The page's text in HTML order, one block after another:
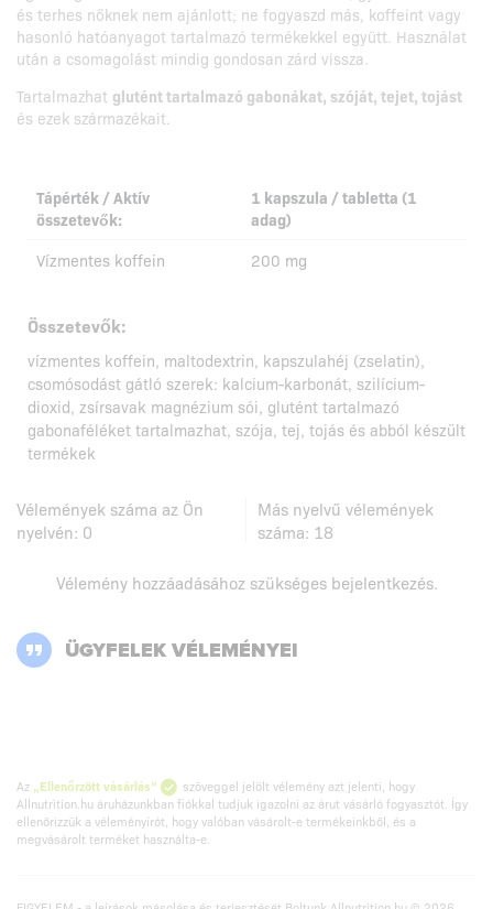
és terhes nőknek nem ajánlott; ne fogyaszd más, koffeint vagy
hasonló hatóanyagot tartalmazó termékekkel együtt. Használat
után a csomagolást mindig gondosan zárd vissza.
Tartalmazhat glutént tartalmazó gabonákat, szóját, tejet, tojást
és ezek származékait.
Tápérték / Aktív
összetevők:
1 kapszula / tabletta (1
adag)
Vízmentes koffein
200 mg
Összetevők:
vízmentes koffein, maltodextrin, kapszulahéj (zselatin),
csomósodást gátló szerek: kalcium-karbonát, szilícium-
dioxid, zsírsavak magnézium sói, glutént tartalmazó
gabonaféléket tartalmazhat, szója, tej, tojás és abból készült
termékek
Vélemények száma az Ön
nyelvén: 0
Más nyelvű vélemények
száma: 18
Vélemény hozzáadásához szükséges bejelentkezés.
ÜGYFELEK VÉLEMÉNYEI
Az „Ellenőrzött vásárlás”
szöveggel jelölt vélemény azt jelenti, hogy
Allnutrition.hu áruházunkban fiókkal tudjuk igazolni az árut vásárló fogyasztót. Így
ellenőrizzük a véleményírót, hogy valóban vásárolt-e termékeinkből, és a
megvásárolt terméket használta-e.